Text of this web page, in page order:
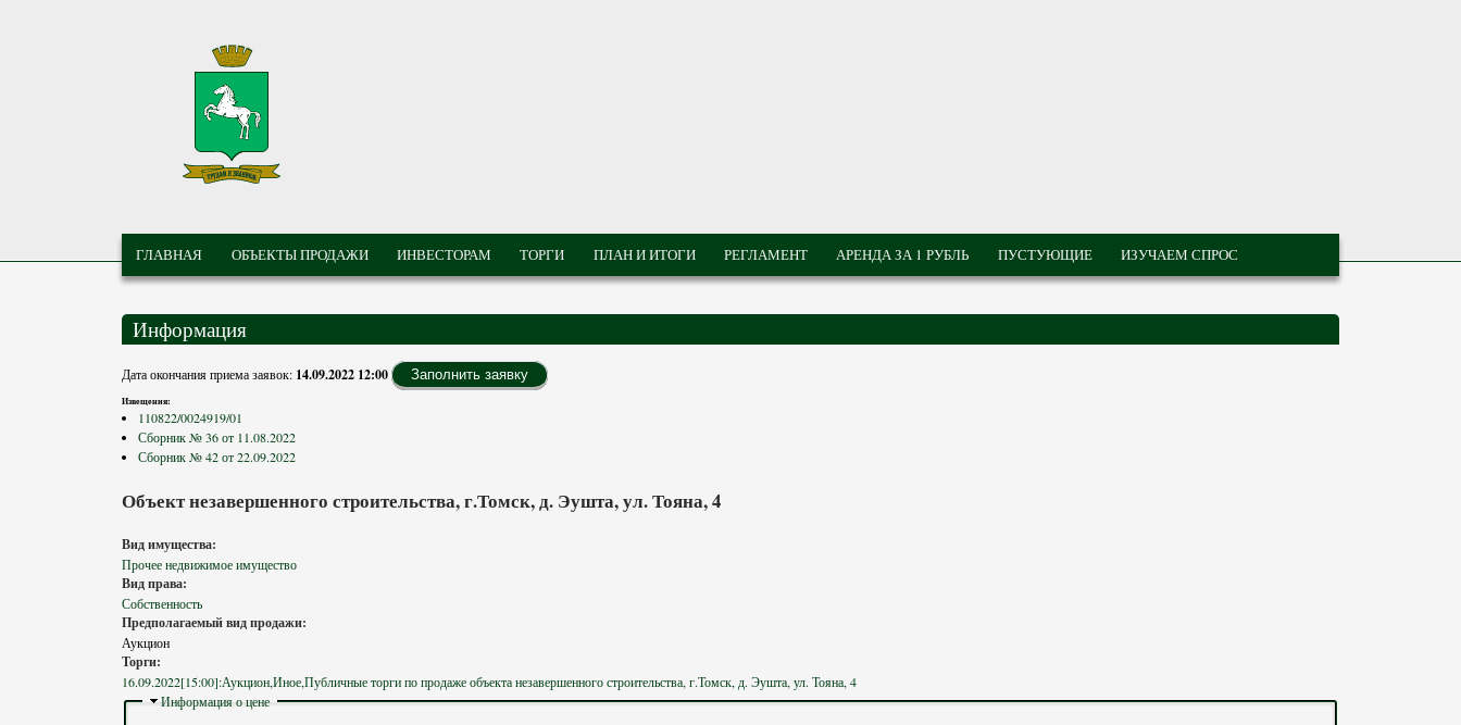
МУНИЦИПАЛЬНЫЕ
ТОРГИ ГОРОДА
ТОМСКА
ГЛАВНОЕ МЕНЮ
ГЛАВНАЯ ОБЪЕКТЫ ПРОДАЖИ ИНВЕСТОРАМ ТОРГИ ПЛАН И ИТОГИ РЕГЛАМЕНТ АРЕНДА ЗА 1 РУБЛЬ ПУСТУЮЩИЕ ИЗУЧАЕМ СПРОС
Информация
Дата окончания приема заявок: 14.09.2022 12:00 Заполнить заявку
Извещения:
110822/0024919/01
Сборник № 36 от 11.08.2022
Сборник № 42 от 22.09.2022
Объект незавершенного строительства, г.Томск, д. Эушта, ул. Тояна, 4
Вид имущества:
Прочее недвижимое имущество
Вид права:
Собственность
Предполагаемый вид продажи:
Аукцион
Торги:
16.09.2022[15:00]:Аукцион,Иное,Публичные торги по продаже объекта незавершенного строительства, г.Томск, д. Эушта, ул. Тояна, 4
Скрыть
Информация о цене